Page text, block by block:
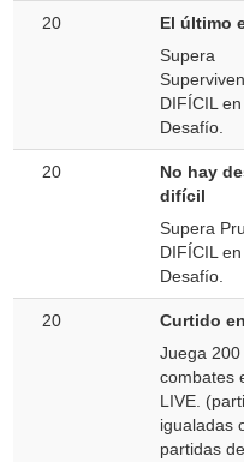
20
El último
Supera
DIFÍCIL
Desafío.
20
No hay
difícil
Supera
DIFÍCIL
Desafío.
20
Curtido
Juega 200
combates
LIVE.
igualadas
partidas de